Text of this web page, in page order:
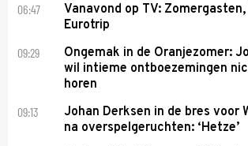
06:47
Vanavond op TV:
Eurotrip
09:29
Ongemak in de Oranjezomer:
wil intieme ontboezemingen
horen
09:13
Johan Derksen in de bres voor
na overspelgeruchten: ‘Hetze’